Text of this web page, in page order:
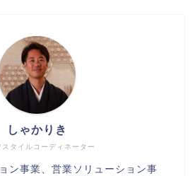
スタイルコーディネーター
しゃかりき
ン事業、営業ソリューション事